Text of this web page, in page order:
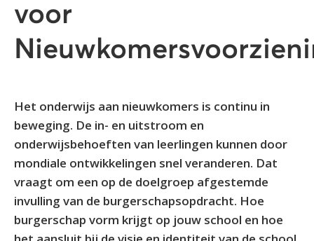
voor
Het onderwijs aan nieuwkomers is continu in
beweging. De in- en uitstroom en
onderwijsbehoeften van leerlingen kunnen door
mondiale ontwikkelingen snel veranderen. Dat
vraagt om een op de doelgroep afgestemde
invulling van de burgerschapsopdracht. Hoe
burgerschap vorm krijgt op jouw school en hoe